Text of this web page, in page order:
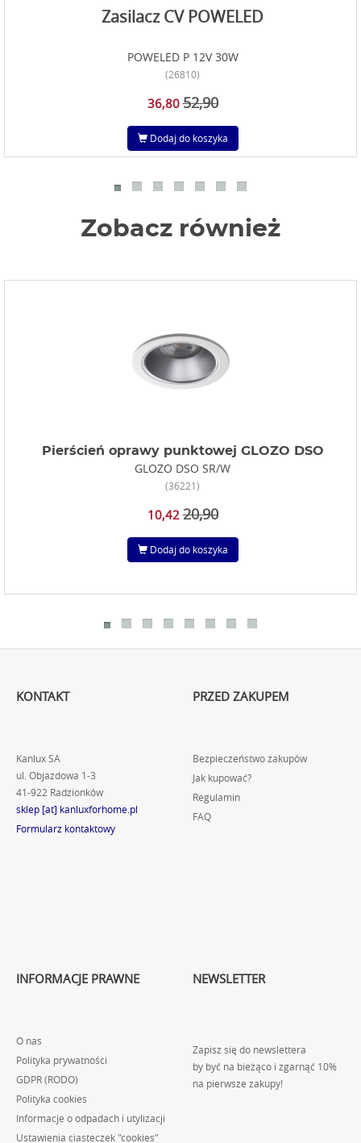
Zasilacz CV POWELED
POWELED P 12V 30W
(26810)
36,80 52,90
Dodaj do koszyka
Zobacz również
Pierścień oprawy punktowej GLOZO DSO
GLOZO DSO SR/W
(36221)
10,42 20,90
Dodaj do koszyka
KONTAKT
Kanlux SA
ul. Objazdowa 1-3
41-922 Radzionków
sklep [at] kanluxforhome.pl
Formularz kontaktowy
PRZED ZAKUPEM
Bezpieczeństwo zakupów
Jak kupować?
Regulamin
FAQ
INFORMACJE PRAWNE
O nas
Polityka prywatności
GDPR (RODO)
Polityka cookies
Informacje o odpadach i utylizacji
Ustawienia ciasteczek "cookies"
NEWSLETTER
Zapisz się do newslettera
by być na bieżąco i zgarnąć 10%
na pierwsze zakupy!